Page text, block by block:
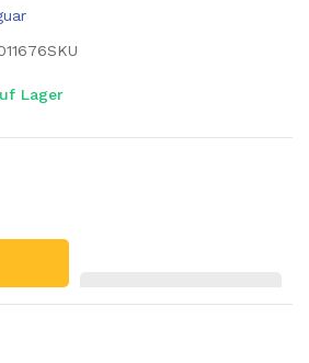
Lager